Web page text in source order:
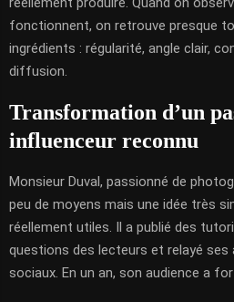
fonctionnent, on retrouve presque
ingrédients : régularité, angle clair,
diffusion.
Transformation d’un
influenceur reconnu
Monsieur Duval, passionné de
peu de moyens mais une idée très
réellement utiles. Il a publié des
questions des lecteurs et relayé ses
sociaux. En un an, son audience a